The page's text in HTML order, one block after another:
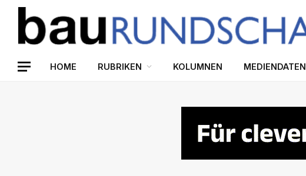
HOME RUBRIKEN KOLUMNEN MEDIENDATEN